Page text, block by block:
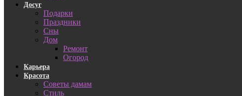
Досуг
Подарки
Праздники
Сны
Дом
Ремонт
Огород
Карьера
Красота
Советы дамам
Стиль